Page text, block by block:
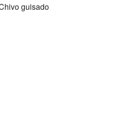
guisado